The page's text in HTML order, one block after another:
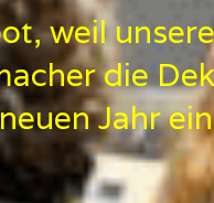
weil
die
Jahr